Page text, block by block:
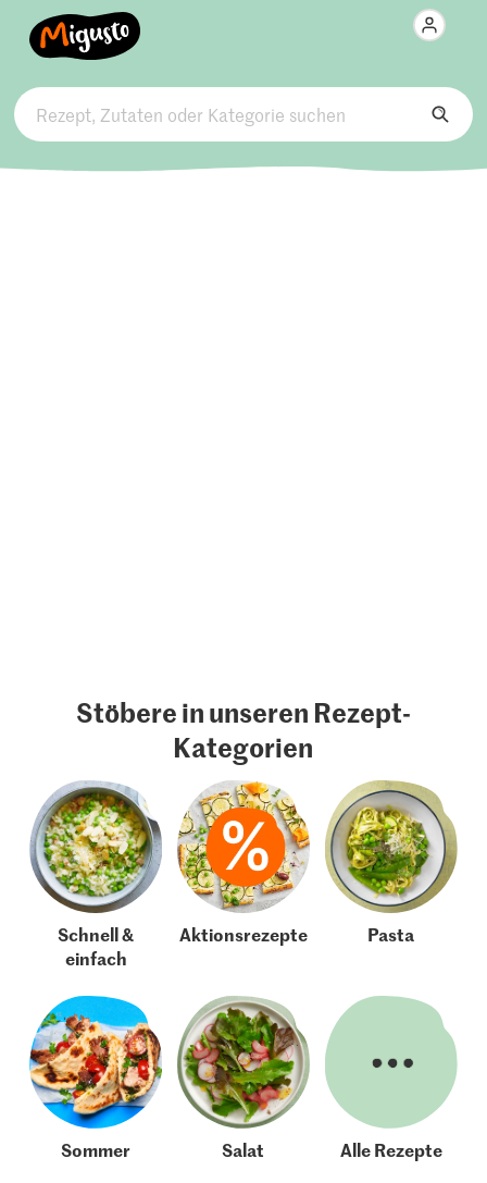
Stöbere in unseren Rezept-
Kategorien
Schnell &
einfach
Aktionsrezepte Pasta
Sommer Salat Alle Rezepte